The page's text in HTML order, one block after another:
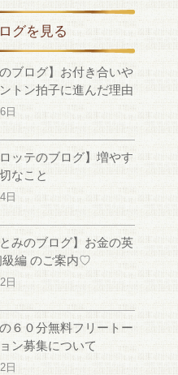
グを見る
のブログ】お付き合いや
トン拍子に進んだ理由
日
ロッテのブログ】増やす
なこと
日
とみのブログ】お金の英
級編 のご案内♡
日
６０分無料フリートー
ン募集について
日